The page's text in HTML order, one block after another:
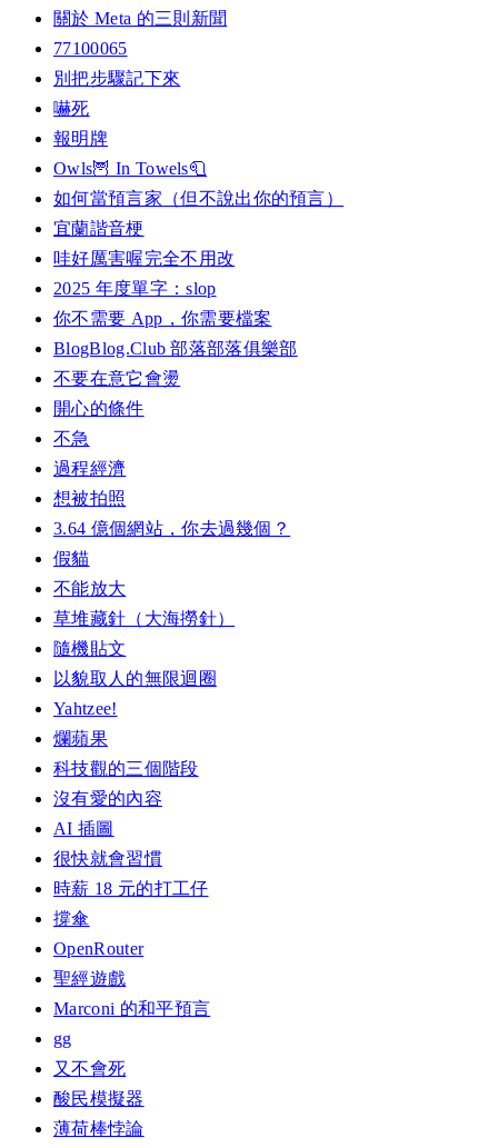
關於 Meta 的三則新聞
77100065
別把步驟記下來
嚇死
報明牌
Owls🦉 In Towels🧻
如何當預言家（但不說出你的預言）
宜蘭諧音梗
哇好厲害喔完全不用改
2025 年度單字：slop
你不需要 App，你需要檔案
BlogBlog.Club 部落部落俱樂部
不要在意它會燙
開心的條件
不急
過程經濟
想被拍照
3.64 億個網站，你去過幾個？
假貓
不能放大
草堆藏針（大海撈針）
隨機貼文
以貌取人的無限迴圈
Yahtzee!
爛蘋果
科技觀的三個階段
沒有愛的內容
AI 插圖
很快就會習慣
時薪 18 元的打工仔
撐傘
OpenRouter
聖經遊戲
Marconi 的和平預言
gg
又不會死
酸民模擬器
薄荷棒悖論